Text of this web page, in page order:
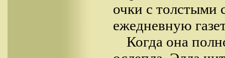
очки с толстыми
ежедневную
Когда она